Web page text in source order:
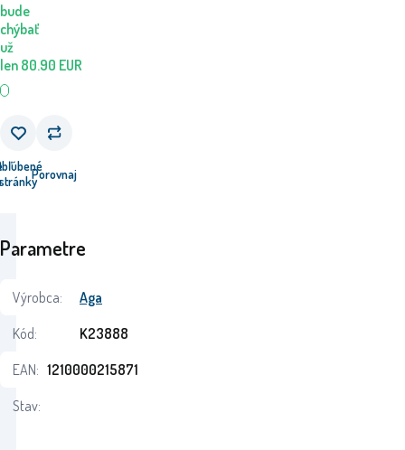
bude
chýbať
už
len 80.90 EUR
stránkyPorovnaj
Parametre
Výrobca:
Aga
Kód:
K23888
EAN: 1210000215871
Stav: